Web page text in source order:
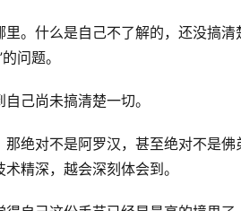
。什么是自己不了解的，还没搞
问题。
己尚未搞清楚一切。
那绝对不是阿罗汉，甚至绝对不是
精深，越会深刻体会到。